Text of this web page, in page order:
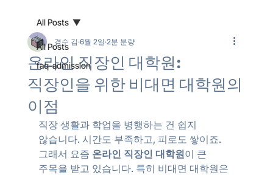
All Posts
faq-admission
All Posts
온라인 직장인 대학원:
직장인을 위한 비대면 대학원의
이점
경수 김 6월 2일 2분 분량
직장 생활과 학업을 병행하는 건 쉽지
않습니다. 시간도 부족하고, 피로도 쌓이죠.
그래서 요즘 온라인 직장인 대학원이 큰
주목을 받고 있습니다. 특히 비대면 대학원은